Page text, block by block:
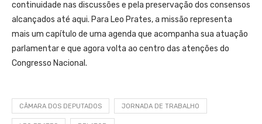
continuidade nas discussões e pela preservação dos consensos
alcançados até aqui. Para Leo Prates, a missão representa
mais um capítulo de uma agenda que acompanha sua atuação
parlamentar e que agora volta ao centro das atenções do
Congresso Nacional.
CÂMARA DOS DEPUTADOS JORNADA DE TRABALHO